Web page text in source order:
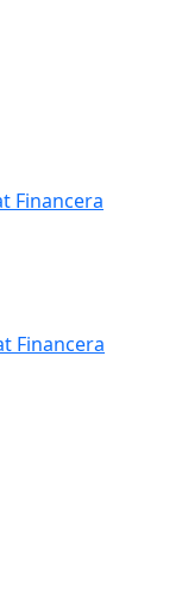
Financera
Financera